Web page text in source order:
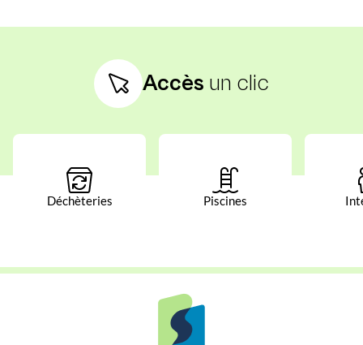
Accès un clic
Déchèteries Piscines